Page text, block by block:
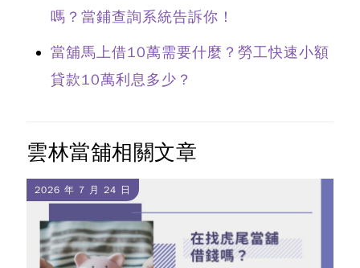
嗎？當鋪查詢系統告訴你！
當舖馬上借10萬需要什麼？勞工快速小額
貸款10萬利息多少？
雲林當舖相關文章
2026 年 7 月 24 日